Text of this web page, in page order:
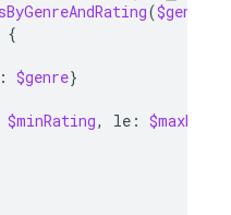
($genre
{
: $genre}
$minRating, le :